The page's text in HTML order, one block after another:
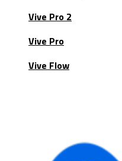
Vive Pro 2
Vive Pro
Vive Flow